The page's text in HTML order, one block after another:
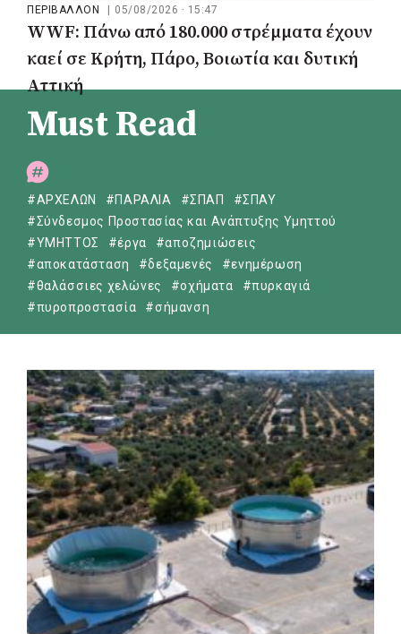
ΠΕΡΙΒΑΛΛΟΝ 05/08/2026 · 15:47
WWF: Πάνω από 180.000 στρέμματα έχουν
καεί σε Κρήτη, Πάρο, Βοιωτία και δυτική
Αττική
Must Read
#ΑΡΧΕΛΩΝ #ΠΑΡΑΛΙΑ #ΣΠΑΠ
#ΣΠΑΥ
#Σύνδεσμος Προστασίας και Ανάπτυξης Υμηττού
#ΥΜΗΤΤΟΣ
#έργα
#αποζημιώσεις
#αποκατάσταση
#δεξαμενές
#ενημέρωση
#θαλάσσιες χελώνες
#οχήματα
#πυρκαγιά
#πυροπροστασία
#σήμανση